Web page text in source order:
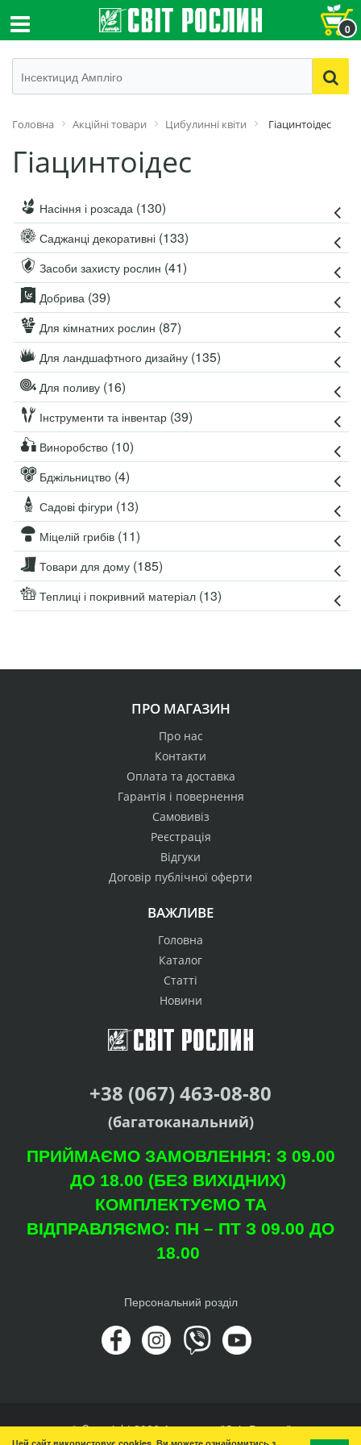
0
Головна Акційні товари Цибулинні квіти Гіацинтоідес
Гіацинтоідес
Насіння і розсада (130)
Саджанці декоративні (133)
Засоби захисту рослин (41)
Добрива (39)
Для кімнатних рослин (87)
Для ландшафтного дизайну (135)
Для поливу (16)
Інструменти та інвентар (39)
Виноробство (10)
Бджільництво (4)
Садові фігури (13)
Міцелій грибів (11)
Товари для дому (185)
Теплиці і покривний матеріал (13)
ПРО МАГАЗИН
Про нас
Контакти
Оплата та доставка
Гарантія і повернення
Самовивіз
Реєстрація
Відгуки
Договір публічної оферти
ВАЖЛИВЕ
Головна
Каталог
Статті
Новини
+38 (067) 463-08-80
(багатоканальний)
ПРИЙМАЄМО ЗАМОВЛЕННЯ: З 09.00
ДО 18.00 (БЕЗ ВИХІДНИХ)
КОМПЛЕКТУЄМО ТА
ВІДПРАВЛЯЄМО: ПН – ПТ З 09.00 ДО
18.00
Персональний розділ
© Copyright 2026 Агроцентр "Світ Рослин"
Цей сайт використовує cookies. Ви можете ознайомитись з